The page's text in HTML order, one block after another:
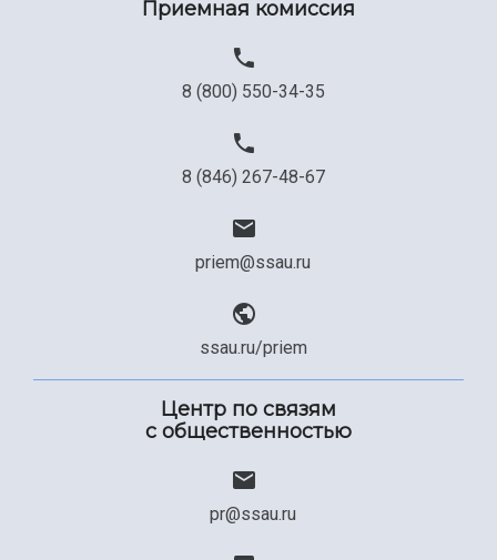
Официальные документы
Приемная комиссия
8 (800) 550-34-35
8 (846) 267-48-67
priem@ssau.ru
ssau.ru/priem
Центр по связям
с общественностью
pr@ssau.ru